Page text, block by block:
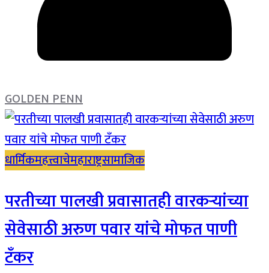
GOLDEN PENN
धार्मिकमहत्त्वाचेमहाराष्ट्रसामाजिक
परतीच्या पालखी प्रवासातही वारकऱ्यांच्या
सेवेसाठी अरुण पवार यांचे मोफत पाणी
टँकर